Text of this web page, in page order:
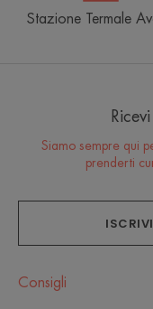
Stazione Termale
Siamo sempre qui
prenderti
Consigli